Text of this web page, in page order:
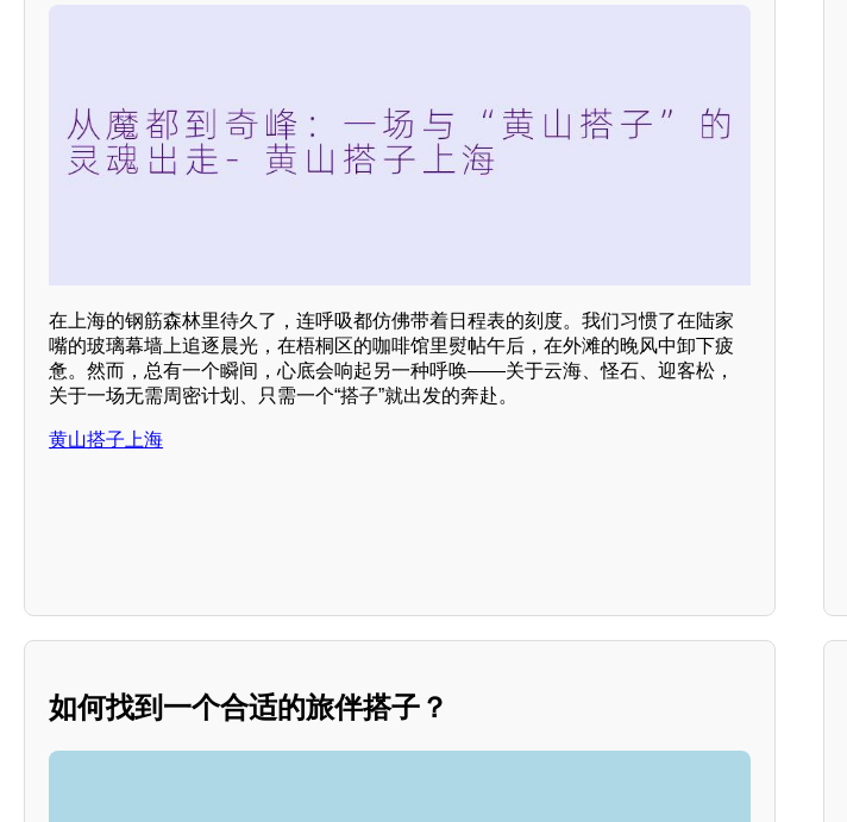
在上海的钢筋森林里待久了，连呼吸都仿佛带着日程表的刻度。我们习惯了在陆家
嘴的玻璃幕墙上追逐晨光，在梧桐区的咖啡馆里熨帖午后，在外滩的晚风中卸下疲
惫。然而，总有一个瞬间，心底会响起另一种呼唤——关于云海、怪石、迎客松，
关于一场无需周密计划、只需一个“搭子”就出发的奔赴。
黄山搭子上海
如何找到一个合适的旅伴搭子？